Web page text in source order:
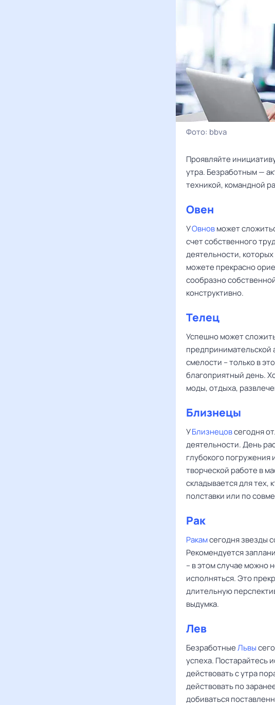
Фото: bbva
Проявляйте
утра. Безработным —
техникой, командной
Овен
УОвновможет
счет собственного
деятельности,
можете прекрасно
сообразно
конструктивно.
Телец
Успешно может
предпринимательской
смелости – только в
благоприятный день.
моды, отдыха,
Близнецы
УБлизнецовсегодня
деятельности. День
глубокого
творческой работе в
складывается для тех,
полставки или по
Рак
Ракамсегодня звезды
Рекомендуется
– в этом случае можно
исполняться. Это
длительную
выдумка.
Лев
БезработныеЛьвы
успеха. Постарайтесь
действовать с утра
действовать по
добиваться